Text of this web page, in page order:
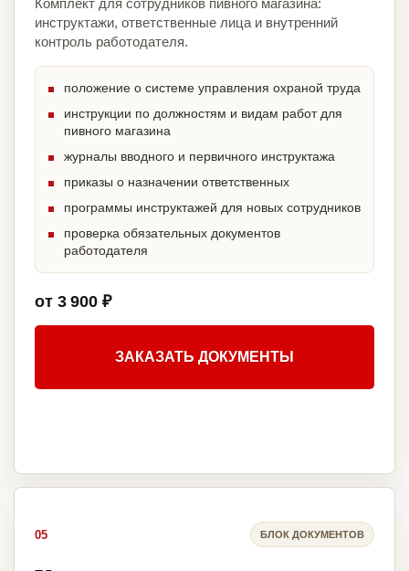
Комплект для сотрудников пивного магазина:
инструктажи, ответственные лица и внутренний
контроль работодателя.
положение о системе управления охраной труда
инструкции по должностям и видам работ для
пивного магазина
журналы вводного и первичного инструктажа
приказы о назначении ответственных
программы инструктажей для новых сотрудников
проверка обязательных документов
работодателя
от 3 900 ₽
ЗАКАЗАТЬ ДОКУМЕНТЫ
05 БЛОК ДОКУМЕНТОВ